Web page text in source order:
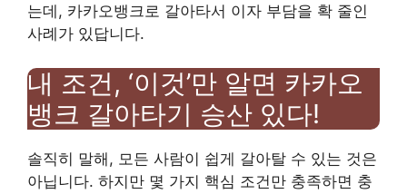
는데, 카카오뱅크로 갈아타서 이자 부담을 확 줄인
사례가 있답니다.
내 조건, ‘이것’만 알면 카카오
뱅크 갈아타기 승산 있다!
솔직히 말해, 모든 사람이 쉽게 갈아탈 수 있는 것은
아닙니다. 하지만 몇 가지 핵심 조건만 충족하면 충